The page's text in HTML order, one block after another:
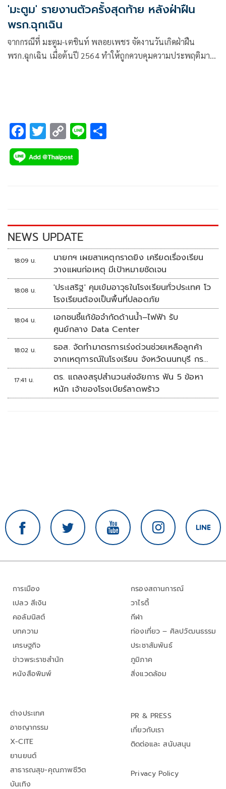
'มะตูม' รายงานตัวครั้งสุดท้าย หลังฝ่าฝืน
พรก.ฉุกเฉิน
จากกรณีที่ มะตูม-เตชินท์ พลอยเพชร จัดงานวันเกิดฝ่าฝืน
พรก.ฉุกเฉิน เมื่อต้นปี 2564 ทำให้ถูกควบคุมความประพฤติมา
F
ac
e
k
T
wi
tt
C
o
p
k
Li
NEWS UPDATE
18:09 น.
นายกฯ เผยสาเหตุกราดยิง เครียดเรื่องเรียน
วางแผนก่อเหตุ มีเป้าหมายชัดเจน
18:08 น.
'ประเสริฐ' คุมเข้มอาวุธในโรงเรียนทั่วประเทศ โว
โรงเรียนต้องเป็นพื้นที่ปลอดภัย
18:04 น.
เอกชนชี้แก้ข้อจำกัดด้านน้ำ–ไฟฟ้า รับ
ศูนย์กลาง Data Center
18:02 น.
ธอส. จัดทำมาตรการเร่งด่วนช่วยเหลือลูกค้า
จากเหตุการณ์ในโรงเรียน จังหวัดนนทบุรี กรณี
เสียชีวิตหรือทุพพลภาพลดดอกเบี้ยเหลือ
0.01% ต่อปี ตลอดอายุสัญญา
17:41 น.
ตร. แถลงสรุปสำนวนส่งอัยการ ฟัน 5 ข้อหา
หนัก เจ้าของโรงเบียร์ลาดพร้าว
การเมือง
เปลว สีเงิน
คอลัมนิสต์
บทความ
เศรษฐกิจ
ข่าวพระราชสำนัก
หนังสือพิมพ์
กรองสถานการณ์
วาไรตี้
กีฬา
ท่องเที่ยว – ศิลปวัฒนธรรม
ประชาสัมพันธ์
ภูมิภาค
สิ่งแวดล้อม
ต่างประเทศ
อาชญากรรม
X-CITE
ยานยนต์
สาธารณสุข-คุณภาพชีวิต
บันเทิง
PR & PRESS
เกี่ยวกับเรา
ติดต่อและ สนับสนุน
Privacy Policy